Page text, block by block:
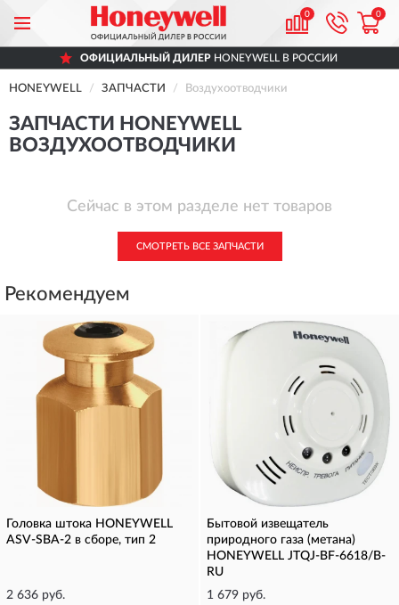
0 0
ОФИЦИАЛЬНЫЙ ДИЛЕР HONEYWELL В РОССИИ
HONEYWELL ЗАПЧАСТИ Воздухоотводчики
ЗАПЧАСТИ HONEYWELL
ВОЗДУХООТВОДЧИКИ
Сейчас в этом разделе нет товаров
СМОТРЕТЬ ВСЕ ЗАПЧАСТИ
Рекомендуем
Головка штока HONEYWELL
ASV-SBA-2 в сборе, тип 2
2 636 руб.
Бытовой извещатель
природного газа (метана)
HONEYWELL JTQJ-BF-6618/B-
RU
1 679 руб.